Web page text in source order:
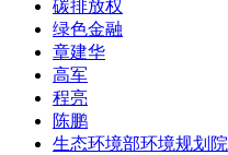
碳排放权
绿色金融
章建华
高军
程亮
陈鹏
生态环境部环境规划院